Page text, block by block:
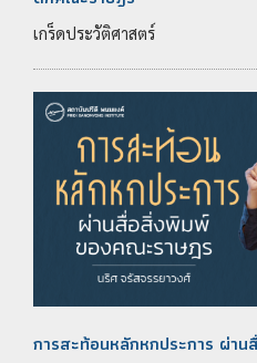
เกร็ดประวัติศาสตร์
การสะท้อนหลักหกประการ ผ่า